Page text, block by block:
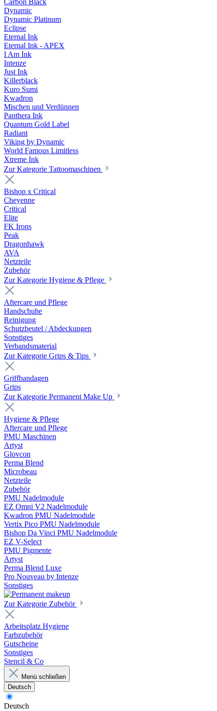
Carbon Black
Dynamic
Dynamic Platinum
Eclipse
Eternal Ink
Eternal Ink - APEX
I Am Ink
Intenze
Just Ink
Killerblack
Kuro Sumi
Kwadron
Mischen und Verdünnen
Panthera Ink
Quantum Gold Label
Radiant
Viking by Dynamic
World Famous Limitless
Xtreme Ink
Zur Kategorie Tattoomaschinen
Bishop x Critical
Cheyenne
Critical
Elite
FK Irons
Peak
Dragonhawk
AVA
Netzteile
Zubehör
Zur Kategorie Hygiene & Pflege
Aftercare und Pflege
Handschuhe
Reinigung
Schutzbeutel / Abdeckungen
Sonstiges
Verbandsmaterial
Zur Kategorie Grips & Tips
Griffbandagen
Grips
Zur Kategorie Permanent Make Up
Hygiene & Pflege
Aftercare und Pflege
PMU Maschinen
Artyst
Glovcon
Perma Blend
Microbeau
Netzteile
Zubehör
PMU Nadelmodule
EZ Omni V2 Nadelmodule
Kwadron PMU Nadelmodule
Vertix Pico PMU Nadelmodule
Bishop Da Vinci PMU Nadelmodule
EZ V-Select
PMU Pigmente
Artyst
Perma Blend Luxe
Pro Nouveau by Intenze
Sonstiges
Zur Kategorie Zubehör
Arbeitsplatz Hygiene
Farbzubehör
Gutscheine
Sonstiges
Stencil & Co
Menü schließen
Deutsch
Deutsch